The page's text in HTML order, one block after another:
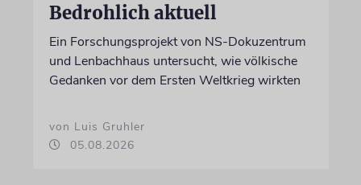
Bedrohlich aktuell
Ein Forschungsprojekt von NS-Dokuzentrum
und Lenbachhaus untersucht, wie völkische
Gedanken vor dem Ersten Weltkrieg wirkten
von Luis Gruhler
05.08.2026